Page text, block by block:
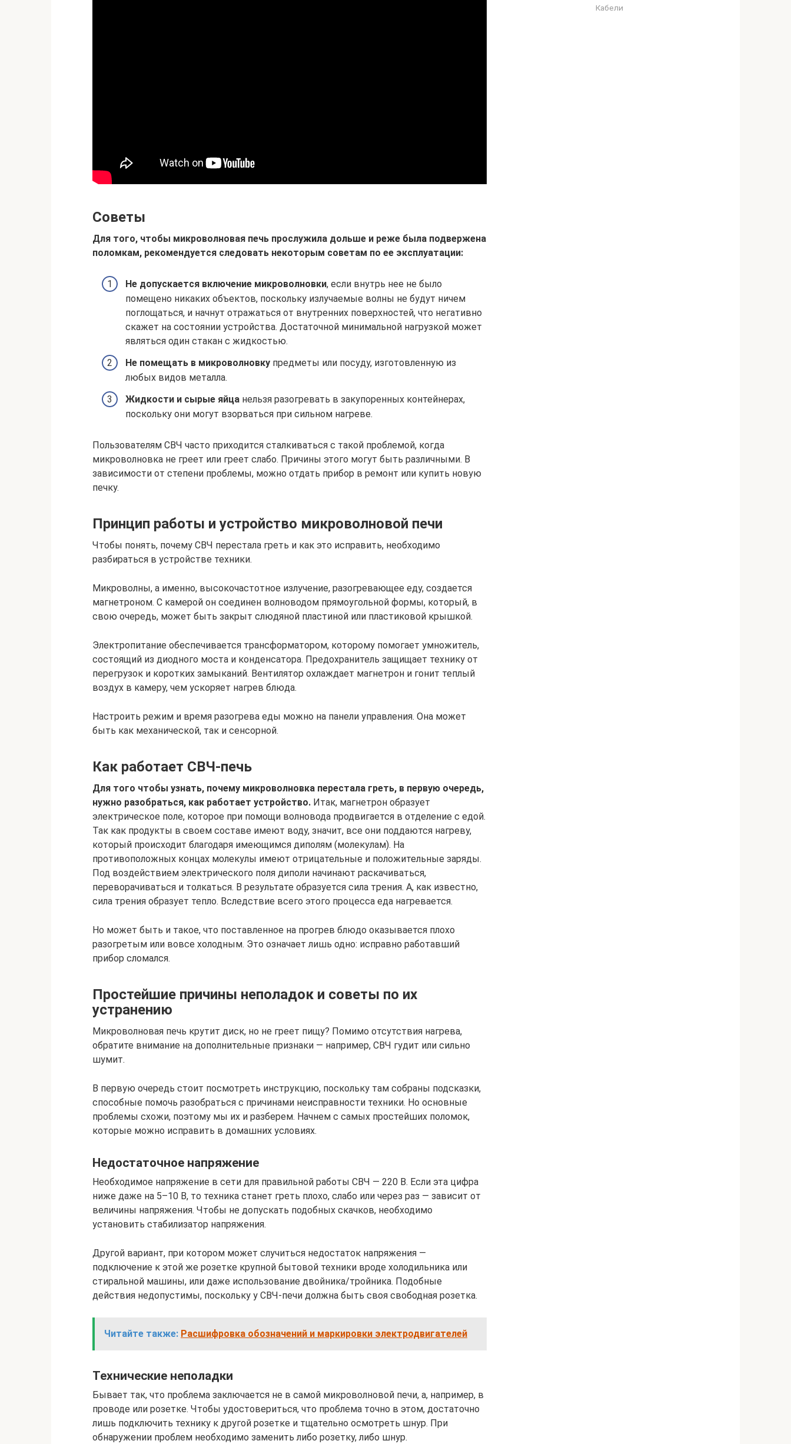
Советы
Для того, чтобы микроволновая печь прослужила дольше и реже была подвержена
поломкам, рекомендуется следовать некоторым советам по ее эксплуатации:
Не допускается включение микроволновки, если внутрь нее не было
помещено никаких объектов, поскольку излучаемые волны не будут ничем
поглощаться, и начнут отражаться от внутренних поверхностей, что негативно
скажет на состоянии устройства. Достаточной минимальной нагрузкой может
являться один стакан с жидкостью.
Не помещать в микроволновку предметы или посуду, изготовленную из
любых видов металла.
Жидкости и сырые яйца нельзя разогревать в закупоренных контейнерах,
поскольку они могут взорваться при сильном нагреве.
Пользователям СВЧ часто приходится сталкиваться с такой проблемой, когда
микроволновка не греет или греет слабо. Причины этого могут быть различными. В
зависимости от степени проблемы, можно отдать прибор в ремонт или купить новую
печку.
Принцип работы и устройство микроволновой печи
Чтобы понять, почему СВЧ перестала греть и как это исправить, необходимо
разбираться в устройстве техники.
Микроволны, а именно, высокочастотное излучение, разогревающее еду, создается
магнетроном. С камерой он соединен волноводом прямоугольной формы, который, в
свою очередь, может быть закрыт слюдяной пластиной или пластиковой крышкой.
Электропитание обеспечивается трансформатором, которому помогает умножитель,
состоящий из диодного моста и конденсатора. Предохранитель защищает технику от
перегрузок и коротких замыканий. Вентилятор охлаждает магнетрон и гонит теплый
воздух в камеру, чем ускоряет нагрев блюда.
Настроить режим и время разогрева еды можно на панели управления. Она может
быть как механической, так и сенсорной.
Как работает СВЧ-печь
Для того чтобы узнать, почему микроволновка перестала греть, в первую очередь,
нужно разобраться, как работает устройство. Итак, магнетрон образует
электрическое поле, которое при помощи волновода продвигается в отделение с едой.
Так как продукты в своем составе имеют воду, значит, все они поддаются нагреву,
который происходит благодаря имеющимся диполям (молекулам). На
противоположных концах молекулы имеют отрицательные и положительные заряды.
Под воздействием электрического поля диполи начинают раскачиваться,
переворачиваться и толкаться. В результате образуется сила трения. А, как известно,
сила трения образует тепло. Вследствие всего этого процесса еда нагревается.
Но может быть и такое, что поставленное на прогрев блюдо оказывается плохо
разогретым или вовсе холодным. Это означает лишь одно: исправно работавший
прибор сломался.
Простейшие причины неполадок и советы по их
устранению
Микроволновая печь крутит диск, но не греет пищу? Помимо отсутствия нагрева,
обратите внимание на дополнительные признаки — например, СВЧ гудит или сильно
шумит.
В первую очередь стоит посмотреть инструкцию, поскольку там собраны подсказки,
способные помочь разобраться с причинами неисправности техники. Но основные
проблемы схожи, поэтому мы их и разберем. Начнем с самых простейших поломок,
которые можно исправить в домашних условиях.
Недостаточное напряжение
Необходимое напряжение в сети для правильной работы СВЧ — 220 В. Если эта цифра
ниже даже на 5–10 В, то техника станет греть плохо, слабо или через раз — зависит от
величины напряжения. Чтобы не допускать подобных скачков, необходимо
установить стабилизатор напряжения.
Другой вариант, при котором может случиться недостаток напряжения —
подключение к этой же розетке крупной бытовой техники вроде холодильника или
стиральной машины, или даже использование двойника/тройника. Подобные
действия недопустимы, поскольку у СВЧ-печи должна быть своя свободная розетка.
Читайте также: Расшифровка обозначений и маркировки электродвигателей
Технические неполадки
Бывает так, что проблема заключается не в самой микроволновой печи, а, например, в
проводе или розетке. Чтобы удостовериться, что проблема точно в этом, достаточно
лишь подключить технику к другой розетке и тщательно осмотреть шнур. При
обнаружении проблем необходимо заменить либо розетку, либо шнур.
Кабели